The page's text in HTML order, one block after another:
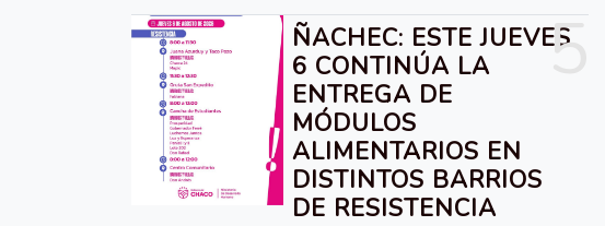
5
ÑACHEC: ESTE JUEVES
6 CONTINÚA LA
ENTREGA DE
MÓDULOS
ALIMENTARIOS EN
DISTINTOS BARRIOS
DE RESISTENCIA